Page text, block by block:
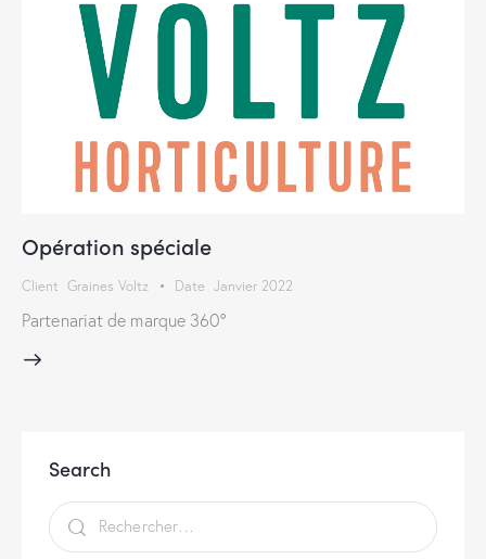
Opération spéciale
Client Graines Voltz Date Janvier 2022
Partenariat de marque 360°
Search
Rechercher :